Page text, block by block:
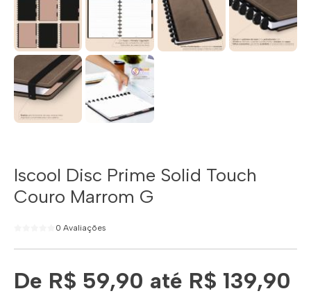
Iscool Disc Prime Solid Touch
Couro Marrom G
0 Avaliações
De R$ 59,90 até R$ 139,90